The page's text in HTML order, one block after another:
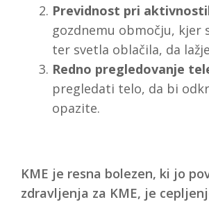
Previdnost pri
gozdnemu območju, kjer
ter svetla oblačila, da
Redno pregledovanje
pregledati telo, da bi
opazite.
KME je resna bolezen, ki jo
zdravljenja za KME, je